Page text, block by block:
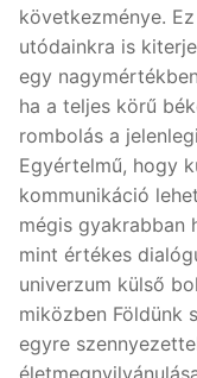
következménye.
utódainkra is
egy
ha a teljes körű
rombolás a
Egyértelmű, hogy
kommunikáció
mégis gyakrabban
mint értékes
univerzum külső
miközben Földünk
egyre